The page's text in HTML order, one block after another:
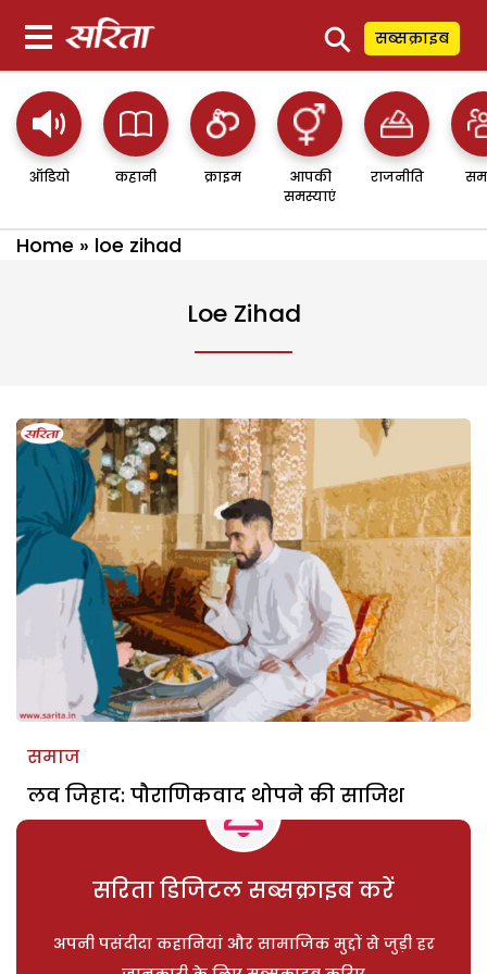
⚲ सब्सक्राइब
ऑडियो कहानी क्राइम
आपकी
समस्याएं
राजनीति
Home » loe zihad
Loe Zihad
समाज
लव जिहाद: पौराणिकवाद थोपने की साजिश
सरिता डिजिटल सब्सक्राइब करें
अपनी पसंदीदा कहानियां और सामाजिक मुद्दों से जुड़ी हर